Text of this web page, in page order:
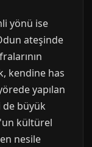
yönü ise
ateşinde
kendine has
yapılan
de büyük
kültürel
nesile